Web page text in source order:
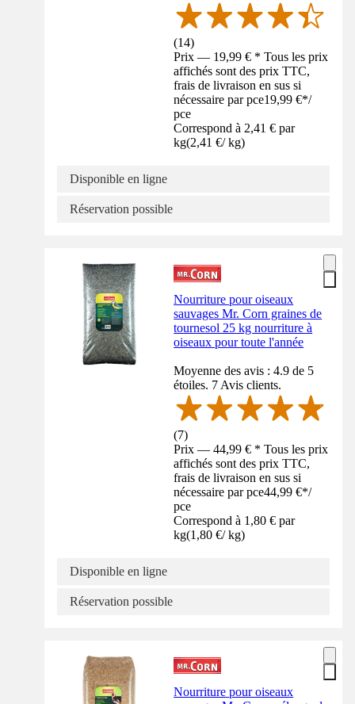
(14)
Prix — 19,99 € * Tous les prix
affichés sont des prix TTC,
frais de livraison en sus si
nécessaire par pce19,99 €*/
pce
Correspond à 2,41 € par
kg(2,41 €/ kg)
Disponible en ligne
Réservation possible
Nourriture pour oiseaux
sauvages Mr. Corn graines de
tournesol 25 kg nourriture à
oiseaux pour toute l'année
Moyenne des avis : 4.9 de 5
étoiles. 7 Avis clients.
(7)
Prix — 44,99 € * Tous les prix
affichés sont des prix TTC,
frais de livraison en sus si
nécessaire par pce44,99 €*/
pce
Correspond à 1,80 € par
kg(1,80 €/ kg)
Disponible en ligne
Réservation possible
Nourriture pour oiseaux